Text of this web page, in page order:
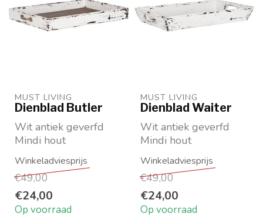
MUST LIVING
Dienblad Butler
Wit antiek geverfd
Mindi hout
Vintage effect
Maat: 5x42x32 cm
Must Living | DTP-...
€49,00
€24,00
Op voorraad
MUST LIVING
Dienblad Waiter
Wit antiek geverfd
Mindi hout
Vintage effect
Maat: 7x54x35 cm
Must Living | DTP-...
€49,00
€24,00
Op voorraad